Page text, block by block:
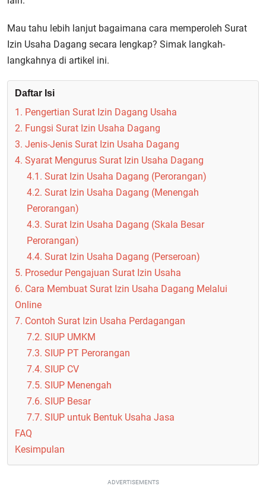
Mau tahu lebih lanjut bagaimana cara memperoleh Surat
Izin Usaha Dagang secara lengkap? Simak langkah-
langkahnya di artikel ini.
Daftar Isi
1. Pengertian Surat Izin Dagang Usaha
2. Fungsi Surat Izin Usaha Dagang
3. Jenis-Jenis Surat Izin Usaha Dagang
4. Syarat Mengurus Surat Izin Usaha Dagang
4.1. Surat Izin Usaha Dagang (Perorangan)
4.2. Surat Izin Usaha Dagang (Menengah
Perorangan)
4.3. Surat Izin Usaha Dagang (Skala Besar
Perorangan)
4.4. Surat Izin Usaha Dagang (Perseroan)
5. Prosedur Pengajuan Surat Izin Usaha
6. Cara Membuat Surat Izin Usaha Dagang Melalui
Online
7. Contoh Surat Izin Usaha Perdagangan
7.2. SIUP UMKM
7.3. SIUP PT Perorangan
7.4. SIUP CV
7.5. SIUP Menengah
7.6. SIUP Besar
7.7. SIUP untuk Bentuk Usaha Jasa
FAQ
Kesimpulan
ADVERTISEMENTS